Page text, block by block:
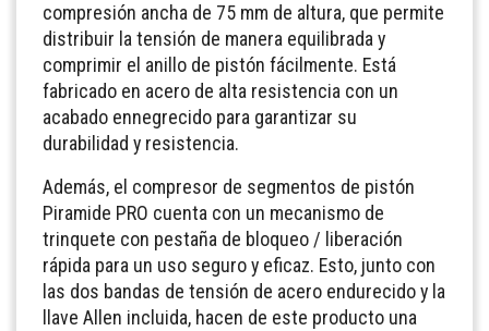
compresión ancha de 75 mm de altura, que permite
distribuir la tensión de manera equilibrada y
comprimir el anillo de pistón fácilmente. Está
fabricado en acero de alta resistencia con un
acabado ennegrecido para garantizar su
durabilidad y resistencia.
Además, el compresor de segmentos de pistón
Piramide PRO cuenta con un mecanismo de
trinquete con pestaña de bloqueo / liberación
rápida para un uso seguro y eficaz. Esto, junto con
las dos bandas de tensión de acero endurecido y la
llave Allen incluida, hacen de este producto una